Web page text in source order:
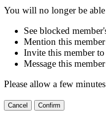
You will no longer be
See blocked
Mention this
Invite this member
Message this member
Please allow a few
Confirm